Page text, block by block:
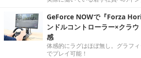
GeForce NOWで『Forza
ンドルコントローラー×クラ
感
体感的にラグはほぼ無し。グラフ
でプレイ可能！